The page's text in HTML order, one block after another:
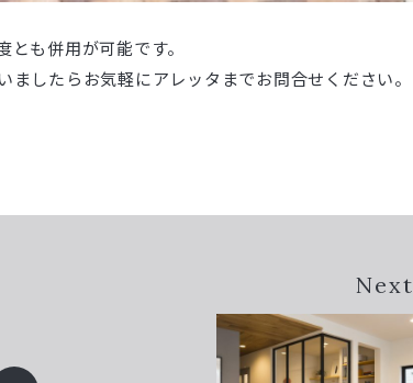
も併用が可能です。
したらお気軽にアレッタまでお問合せください。
Next